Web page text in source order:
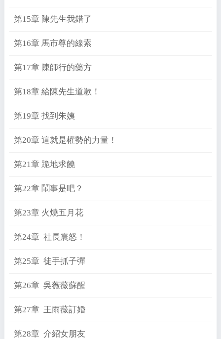
第15章 陳先生我錯了
第16章 馬市尊的線索
第17章 陳師行的藥方
第18章 給陳先生道歉！
第19章 找到朱姨
第20章 這就是權勢的力量！
第21章 跪地求饒
第22章 鬧事是吧？
第23章 火燒五月花
第24章 社長震怒！
第25章 徒手抓子彈
第26章 吳薇薇蘇醒
第27章 王雨薇訂婚
第28章 介紹女朋友